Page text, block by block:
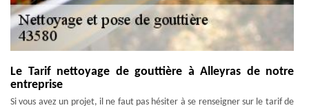
Le Tarif nettoyage de gouttière à Alleyras de notre
entreprise
Si vous avez un projet, il ne faut pas hésiter à se renseigner sur le tarif de